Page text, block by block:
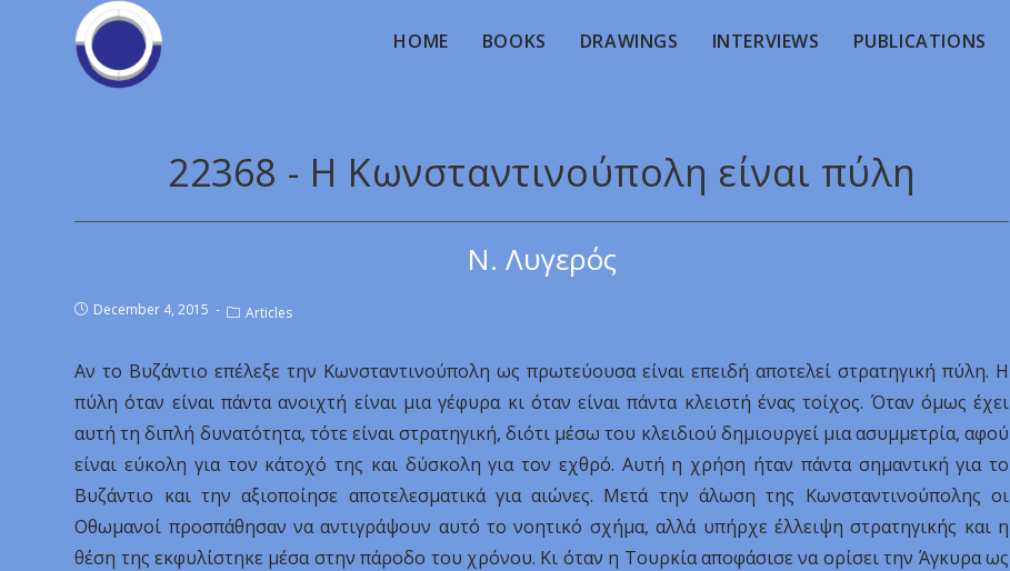
HOME BOOKS DRAWINGS INTERVIEWS PUBLICATIONS
22368 - Η Κωνσταντινούπολη είναι πύλη
Ν. Λυγερός
December 4, 2015 Articles
Αν το Βυζάντιο επέλεξε την Κωνσταντινούπολη ως πρωτεύουσα είναι επειδή αποτελεί στρατηγική πύλη. Η
πύλη όταν είναι πάντα ανοιχτή είναι μια γέφυρα κι όταν είναι πάντα κλειστή ένας τοίχος. Όταν όμως έχει
αυτή τη διπλή δυνατότητα, τότε είναι στρατηγική, διότι μέσω του κλειδιού δημιουργεί μια ασυμμετρία, αφού
είναι εύκολη για τον κάτοχό της και δύσκολη για τον εχθρό. Αυτή η χρήση ήταν πάντα σημαντική για το
Βυζάντιο και την αξιοποίησε αποτελεσματικά για αιώνες. Μετά την άλωση της Κωνσταντινούπολης οι
Οθωμανοί προσπάθησαν να αντιγράψουν αυτό το νοητικό σχήμα, αλλά υπήρχε έλλειψη στρατηγικής και η
θέση της εκφυλίστηκε μέσα στην πάροδο του χρόνου. Κι όταν η Τουρκία αποφάσισε να ορίσει την Άγκυρα ως